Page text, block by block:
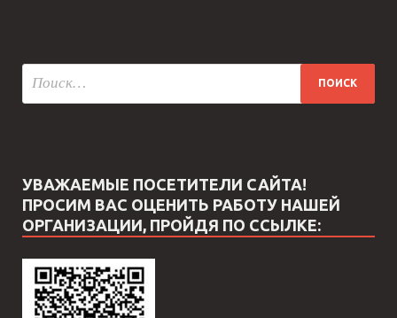
УВАЖАЕМЫЕ ПОСЕТИТЕЛИ САЙТА!
ПРОСИМ ВАС ОЦЕНИТЬ РАБОТУ НАШЕЙ
ОРГАНИЗАЦИИ, ПРОЙДЯ ПО ССЫЛКЕ: